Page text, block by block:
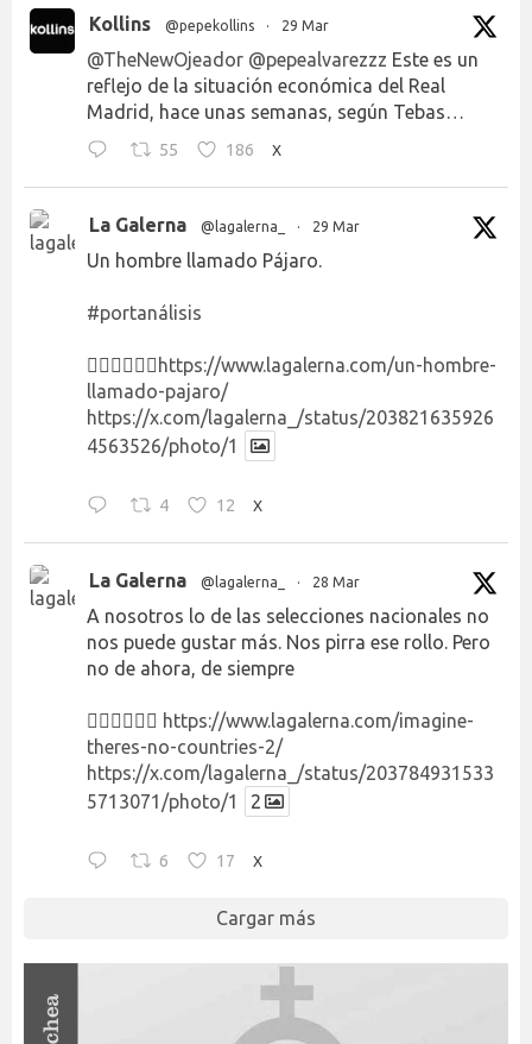
Kollins @pepekollins · 29 Mar
@TheNewOjeador @pepealvarezzz Este es un
reflejo de la situación económica del Real
Madrid, hace unas semanas, según Tebas…
55 186 X
La Galerna @lagalerna_ · 29 Mar
Un hombre llamado Pájaro.
#portanálisis
👉🏻👉🏻👉🏻 https://www.lagalerna.com/un-hombre-
llamado-pajaro/
https://x.com/lagalerna_/status/203821635926
4563526/photo/1
4 12 X
La Galerna @lagalerna_ · 28 Mar
A nosotros lo de las selecciones nacionales no
nos puede gustar más. Nos pirra ese rollo. Pero
no de ahora, de siempre
👉🏻👉🏻👉🏻 https://www.lagalerna.com/imagine-
theres-no-countries-2/
https://x.com/lagalerna_/status/203784931533
5713071/photo/1
2
6 17 X
Cargar más